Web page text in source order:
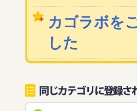
カゴラボを
した